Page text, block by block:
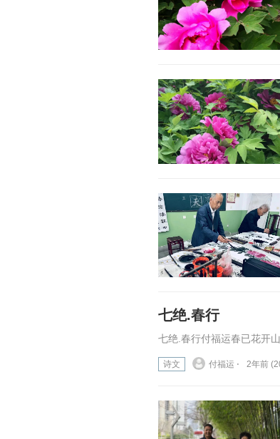
七绝.春行
七绝.春行付福运春已花开
诗文 付福运 ⋅ 2年前